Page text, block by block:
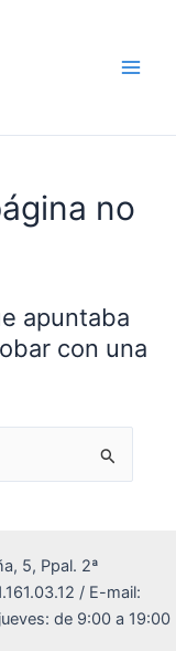
no
apuntaba
con una
5, Ppal. 2ª
/ E-mail:
de 9:00 a 19:00